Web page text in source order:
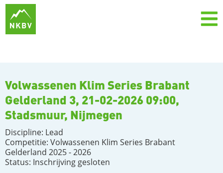
Volwassenen Klim Series Brabant
Gelderland 3, 21-02-2026 09:00,
Stadsmuur, Nijmegen
Discipline: Lead
Competitie: Volwassenen Klim Series Brabant
Gelderland 2025 - 2026
Status: Inschrijving gesloten